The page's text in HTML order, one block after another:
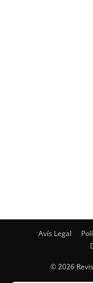
Avís Legal
© 2026